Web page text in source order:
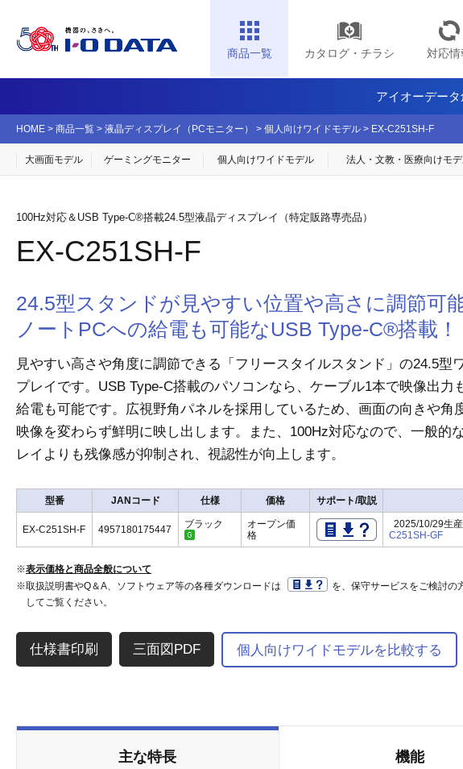
商品一覧 カタログ・チラシ 対応情
アイオーデー
HOME > 商品一覧 > 液晶ディスプレイ（PCモニター） > 個人向けワイドモデル > EX-C251SH-F
大画面モデル ゲーミングモニター 個人向けワイドモデル 法人・文教・医療向けモ
100Hz対応＆USB Type-C®搭載24.5型液晶ディスプレイ（特定販路専売品）
EX-C251SH-F
24.5型スタンドが見やすい位置や高さに調節可
ノートPCへの給電も可能なUSB Type-C®搭載！
見やすい高さや角度に調節できる「フリースタイルスタンド」の24.5型
プレイです。USB Type-C搭載のパソコンなら、ケーブル1本で映像出力
給電も可能です。広視野角パネルを採用しているため、画面の向きや角
映像を変わらず鮮明に映し出します。また、100Hz対応なので、一般的
レイよりも残像感が抑制され、視認性が向上します。
型番 JANコード 仕様 価格 サポート/取説
EX-C251SH-F 4957180175447 ブラック
オープン価
格
2025/10/29生
C251SH-GF
※表示価格と商品全般について
※取扱説明書やQ＆A、ソフトウェア等の各種ダウンロードは
を、保守サービスをご検討の
してご覧ください。
三面図PDF 個人向けワイドモデルを比較する
主な特長 機能